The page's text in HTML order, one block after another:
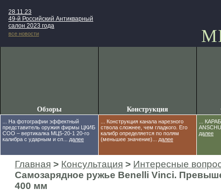
28.11.23
49-й Российский Антикварный
салон 2023 года
все новости
Обзоры
... На фотографии эффектный
представитель оружия фирмы ЦКИБ
СОО – вертикалка МЦ5-20-1 20-го
калибра с ударным и сп... далее
Конструкция
... Конструкция канала нарезного
ствола сложнее, чем гладкого. Его
калибр определяется по полям
(меньшее значение)... далее
...
далее
Главная > Консультация > Интересные
Самозарядное ружье Benelli Vinci.
400 мм